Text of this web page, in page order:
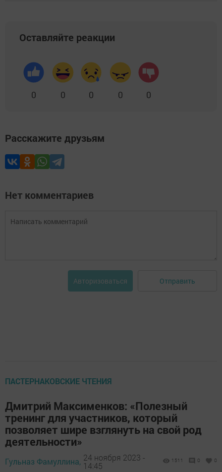
Оставляйте реакции
0 0 0 0 0
Расскажите друзьям
Нет комментариев
Авторизоваться Отправить
ПАСТЕРНАКОВСКИЕ ЧТЕНИЯ
Дмитрий Максименков: «Полезный
тренинг для участников, который
позволяет шире взглянуть на свой род
деятельности»
Гульназ Фамуллина, 24 ноября 2023 -
14:45
1511 0 0